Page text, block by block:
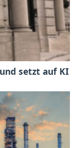
setzt auf KI